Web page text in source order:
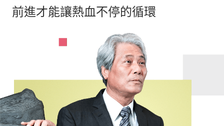
前進才能讓熱血不停的循環